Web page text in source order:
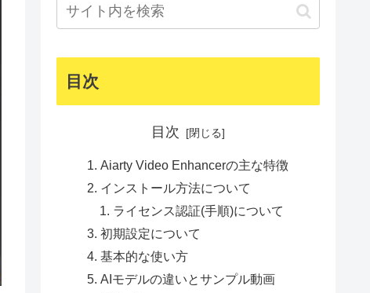
目次
目次
Aiarty Video Enhancerの主な特徴
インストール方法について
ライセンス認証(手順)について
初期設定について
基本的な使い方
AIモデルの違いとサンプル動画